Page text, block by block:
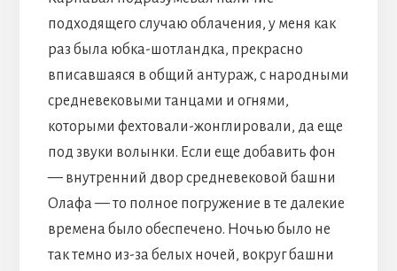
подходящего случаю облачения, у меня как
раз была юбка-шотландка, прекрасно
вписавшаяся в общий антураж, с народными
средневековыми танцами и огнями,
которыми фехтовали-жонглировали, да еще
под звуки волынки. Если еще добавить фон
— внутренний двор средневековой башни
Олафа — то полное погружение в те далекие
времена было обеспечено. Ночью было не
так темно из-за белых ночей, вокруг башни